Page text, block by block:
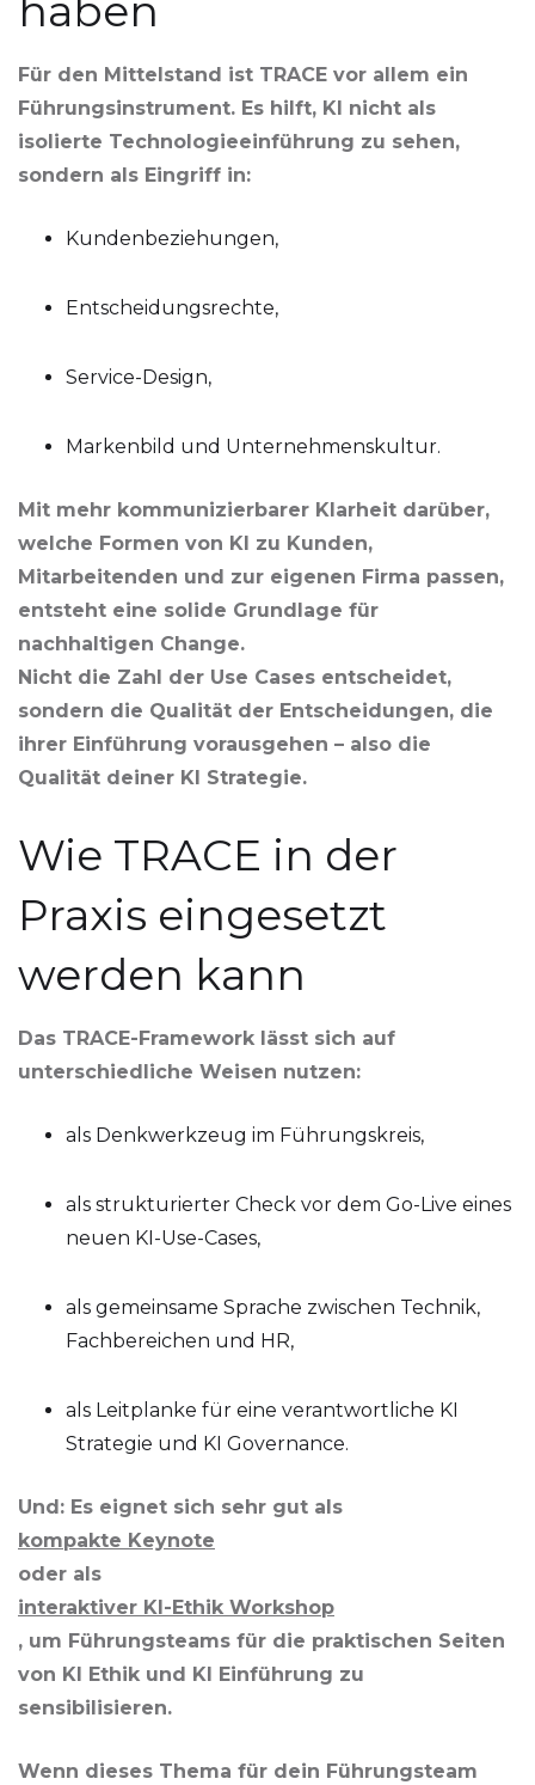
haben
Für den Mittelstand ist TRACE vor allem ein
Führungsinstrument. Es hilft, KI nicht als
isolierte Technologieeinführung zu sehen,
sondern als Eingriff in:
Kundenbeziehungen,
Entscheidungsrechte,
Service-Design,
Markenbild und Unternehmenskultur.
Mit mehr kommunizierbarer Klarheit darüber,
welche Formen von KI zu Kunden,
Mitarbeitenden und zur eigenen Firma passen,
entsteht eine solide Grundlage für
nachhaltigen Change.
Nicht die Zahl der Use Cases entscheidet,
sondern die Qualität der Entscheidungen, die
ihrer Einführung vorausgehen – also die
Qualität deiner KI Strategie.
Wie TRACE in der
Praxis eingesetzt
werden kann
Das TRACE-Framework lässt sich auf
unterschiedliche Weisen nutzen:
als Denkwerkzeug im Führungskreis,
als strukturierter Check vor dem Go-Live eines
neuen KI-Use-Cases,
als gemeinsame Sprache zwischen Technik,
Fachbereichen und HR,
als Leitplanke für eine verantwortliche KI
Strategie und KI Governance.
Und: Es eignet sich sehr gut als
kompakte Keynote
oder als
interaktiver KI-Ethik Workshop
, um Führungsteams für die praktischen Seiten
von KI Ethik und KI Einführung zu
sensibilisieren.
Wenn dieses Thema für dein Führungsteam